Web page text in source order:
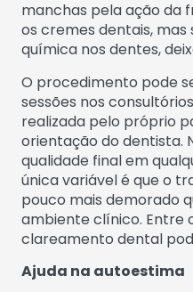
manchas pela ação da
os cremes dentais,
química nos dentes,
O procedimento pode
sessões nos
realizada pelo próprio
orientação do dentista.
qualidade final em
única variável é que o
pouco mais demorado
ambiente clínico. Entre
clareamento dental
Ajuda na autoestima